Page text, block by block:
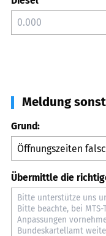
Meldung
Grund:
Übermittle die